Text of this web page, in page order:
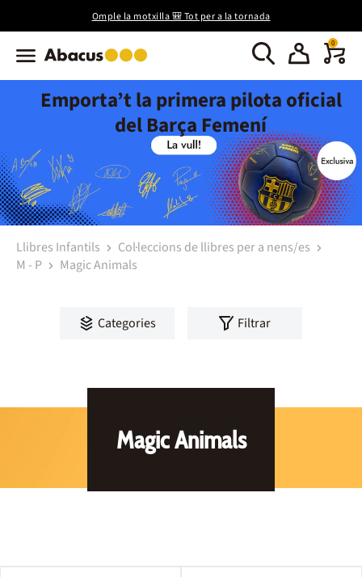
Omple la motxilla 🎒 Tot per a la tornada
0
Emporta’t la primera pilota oficial
del Barça Femení
Llibres Infantils
Col·leccions de llibres per a nens/es
M - P
Magic Animals
Categories Filtrar
Magic Animals